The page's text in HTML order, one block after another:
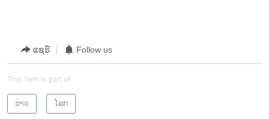
ແຊຣ໌ Follow us
This item is part of
ຂ່າວ
ໂລກ